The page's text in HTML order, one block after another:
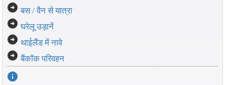
arrow_circle_right बस / वैन से यात्रा
arrow_circle_right घरेलू उड़ानें
arrow_circle_right थाईलैंड में नावे
arrow_circle_right बैंकॉक परिवहन
info